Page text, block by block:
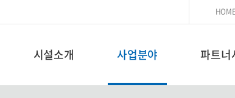
시설소개 사업분야 파트너